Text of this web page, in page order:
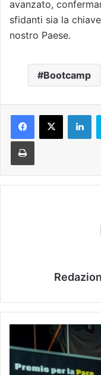
avanzato,
sfidanti sia la
nostro Paese.
Bootcamp